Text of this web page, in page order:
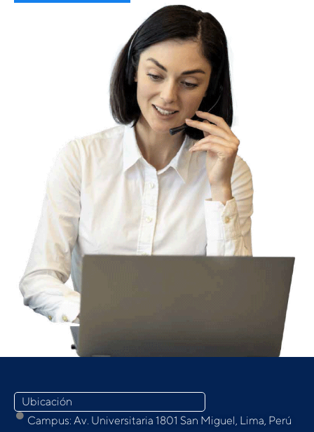
Ubicación
Campus: Av. Universitaria 1801 San Miguel, Lima, Perú